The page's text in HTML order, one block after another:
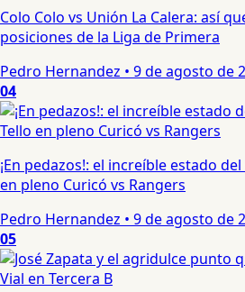
Colo Colo vs Unión La Calera: así
posiciones de la Liga de Primera
Pedro Hernandez • 9 de agosto de
04
¡En pedazos!: el increíble estado
en pleno Curicó vs Rangers
Pedro Hernandez • 9 de agosto de
05